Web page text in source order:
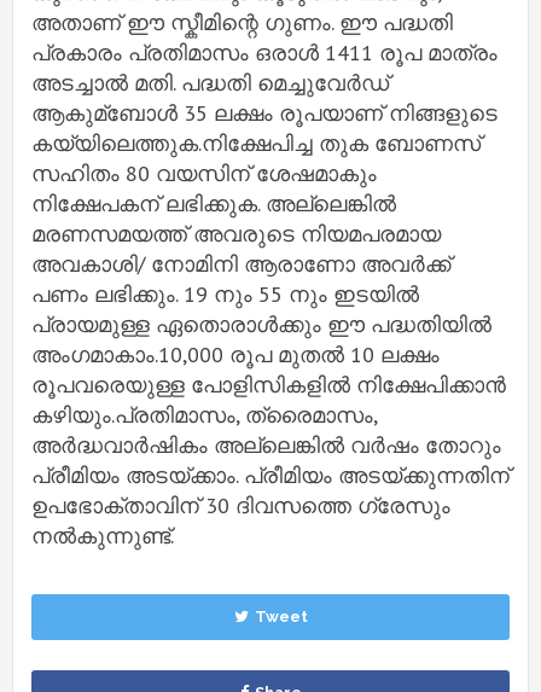
അതാണ് ഈ സ്കീമിന്റെ ​ഗുണം. ഈ പദ്ധതി
പ്രകാരം പ്രതിമാസം ഒരാള്‍ 1411 രൂപ മാത്രം
അടച്ചാല്‍ മതി. പദ്ധതി മെച്ചുവേര്‍ഡ്
ആകുമ്ബോള്‍ 35 ലക്ഷം രൂപയാണ് നിങ്ങളുടെ
കയ്യിലെത്തുക.നിക്ഷേപിച്ച തുക ബോണസ്
സഹിതം 80 വയസിന് ശേഷമാകും
നിക്ഷേപകന് ലഭിക്കുക. അല്ലെങ്കില്‍
മരണസമയത്ത് അവരുടെ നിയമപരമായ
അവകാശി/ നോമിനി ആരാണോ അവര്‍ക്ക്
പണം ലഭിക്കും. 19 നും 55 നും ഇടയില്‍
പ്രായമുള്ള ഏതൊരാള്‍ക്കും ഈ പദ്ധതിയില്‍
അംഗമാകാം.10,000 രൂപ മുതല്‍ 10 ലക്ഷം
രൂപവരെയുള്ള പോളിസികളില്‍ നിക്ഷേപിക്കാന്‍
കഴിയും.പ്രതിമാസം, ത്രൈമാസം,
അര്‍ദ്ധവാര്‍ഷികം അല്ലെങ്കില്‍ വര്‍ഷം തോറും
പ്രീമിയം അടയ്ക്കാം. പ്രീമിയം അടയ്ക്കുന്നതിന്
ഉപഭോക്താവിന് 30 ദിവസത്തെ ഗ്രേസും
നല്‍കുന്നുണ്ട്.
Tweet